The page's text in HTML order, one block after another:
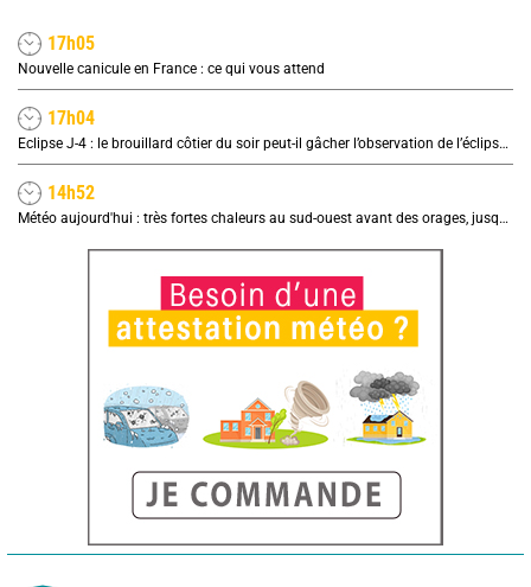
17h05
Nouvelle canicule en France : ce qui vous attend
17h04
Eclipse J-4 : le brouillard côtier du soir peut-il gâcher l’observation de l’éclipse à la plage ?
14h52
Météo aujourd'hui : très fortes chaleurs au sud-ouest avant des orages, jusqu'à 39°C